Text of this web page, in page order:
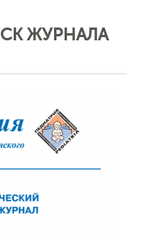
ЖУРНАЛА